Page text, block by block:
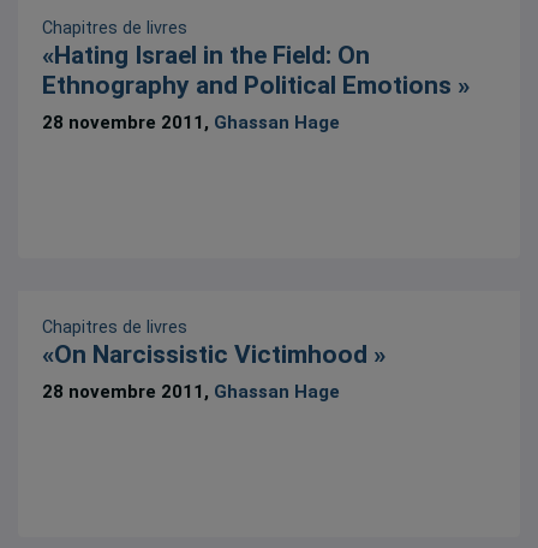
Chapitres de livres
«Hating Israel in the Field: On
Ethnography and Political Emotions »
28 novembre 2011, Ghassan Hage
Chapitres de livres
«On Narcissistic Victimhood »
28 novembre 2011, Ghassan Hage